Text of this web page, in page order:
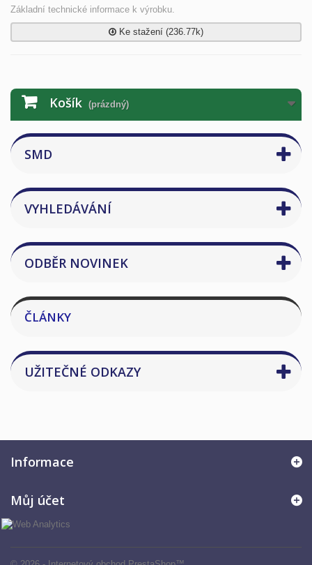
Základní technické informace k výrobku.
Ke stažení (236.77k)
Košík (prázdný)
SMD
VYHLEDÁVÁNÍ
ODBĚR NOVINEK
ČLÁNKY
UŽITEČNÉ ODKAZY
Informace
Můj účet